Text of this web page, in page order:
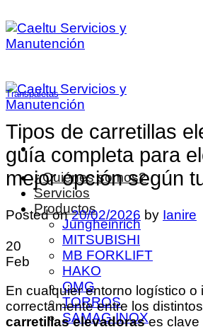
al
contenido
¿Quiénes somos?
Servicios
Productos
Jungheinrich
MITSUBISHI
MB FORKLIFT
HAKO
OMG
TORROS
SAMAG INOX
Transpaletas
Tipos de carretillas
guía completa para
mejor opción según
Posted on20/02/2026 by Ianire
20
Feb
En cualquier entorno logístico o
correctamente entre los distintos
carretillas elevadorases clave